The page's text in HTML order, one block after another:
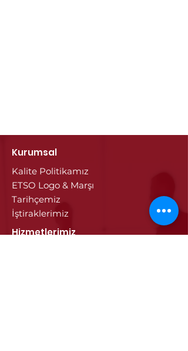
Kurumsal
Kalite Politikamız
ETSO Logo & Marşı
Tarihçemiz
İştiraklerimiz
Hizmetlerimiz